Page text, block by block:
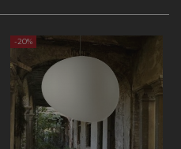
-20%
apilluminazione.com
settimane
viene
cookie